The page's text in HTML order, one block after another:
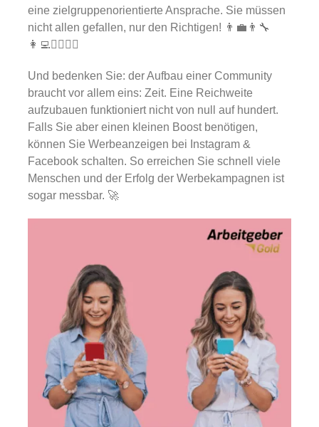
eine zielgruppenorientierte Ansprache. Sie müssen
nicht allen gefallen, nur den Richtigen! 👨‍💼👨‍🔧
👩‍💻👩‍⚕️👷‍♂️
Und bedenken Sie: der Aufbau einer Community
braucht vor allem eins: Zeit. Eine Reichweite
aufzubauen funktioniert nicht von null auf hundert.
Falls Sie aber einen kleinen Boost benötigen,
können Sie Werbeanzeigen bei Instagram &
Facebook schalten. So erreichen Sie schnell viele
Menschen und der Erfolg der Werbekampagnen ist
sogar messbar. 🚀